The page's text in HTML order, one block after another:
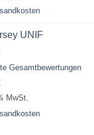
29,00 €29,00 €.
UNIF
Gesamtbewertungen
MwSt.